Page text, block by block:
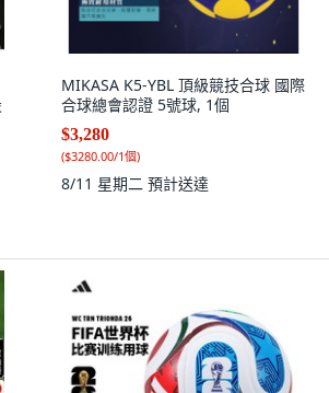
MIKASA K5-YBL 頂級競技合球 國際
合球總會認證 5號球, 1個
$3,280
($3280.00/1個)
8/11 星期二 預計送達